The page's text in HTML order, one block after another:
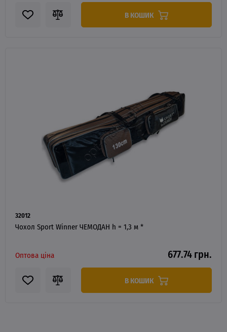
В КОШИК
32012
Чохол Sport Winner ЧЕМОДАН h = 1,3 м *
Оптова ціна 677.74 грн.
В КОШИК